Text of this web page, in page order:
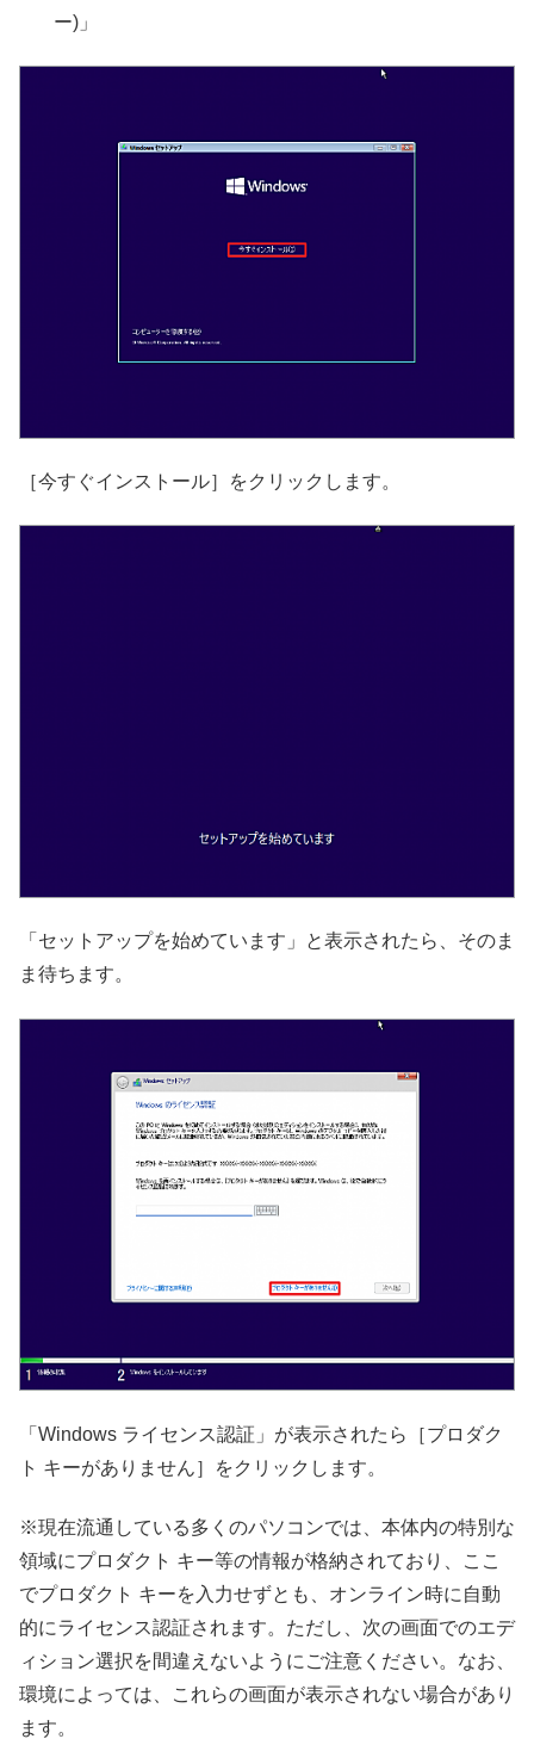
ー)」
［今すぐインストール］をクリックします。
「セットアップを始めています」と表示されたら、そのま
ま待ちます。
「Windows ライセンス認証」が表示されたら［プロダク
ト キーがありません］をクリックします。
※現在流通している多くのパソコンでは、本体内の特別な
領域にプロダクト キー等の情報が格納されており、ここ
でプロダクト キーを入力せずとも、オンライン時に自動
的にライセンス認証されます。ただし、次の画面でのエデ
ィション選択を間違えないようにご注意ください。なお、
環境によっては、これらの画面が表示されない場合があり
ます。